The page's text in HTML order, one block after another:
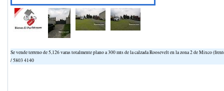
Se vende terreno de 5,126 varas totalmente plano a 300 mts de la calzada Roosevelt en la zona 2 de Mixco
/ 5803 4140